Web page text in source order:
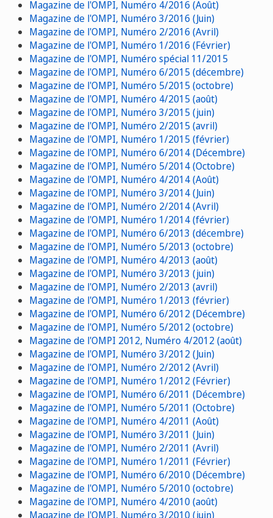
Magazine de l'OMPI, Numéro 4/2016 (Août)
Magazine de l'OMPI, Numéro 3/2016 (Juin)
Magazine de l'OMPI, Numéro 2/2016 (Avril)
Magazine de l'OMPI, Numéro 1/2016 (Février)
Magazine de l'OMPI, Numéro spécial 11/2015
Magazine de l'OMPI, Numéro 6/2015 (décembre)
Magazine de l'OMPI, Numéro 5/2015 (octobre)
Magazine de l'OMPI, Numéro 4/2015 (août)
Magazine de l'OMPI, Numéro 3/2015 (juin)
Magazine de l'OMPI, Numéro 2/2015 (avril)
Magazine de l'OMPI, Numéro 1/2015 (février)
Magazine de l'OMPI, Numéro 6/2014 (Décembre)
Magazine de l'OMPI, Numéro 5/2014 (Octobre)
Magazine de l'OMPI, Numéro 4/2014 (Août)
Magazine de l'OMPI, Numéro 3/2014 (Juin)
Magazine de l'OMPI, Numéro 2/2014 (Avril)
Magazine de l'OMPI, Numéro 1/2014 (février)
Magazine de l'OMPI, Numéro 6/2013 (décembre)
Magazine de l'OMPI, Numéro 5/2013 (octobre)
Magazine de l'OMPI, Numéro 4/2013 (août)
Magazine de l'OMPI, Numéro 3/2013 (juin)
Magazine de l'OMPI, Numéro 2/2013 (avril)
Magazine de l'OMPI, Numéro 1/2013 (février)
Magazine de l'OMPI, Numéro 6/2012 (Décembre)
Magazine de l'OMPI, Numéro 5/2012 (octobre)
Magazine de l'OMPI 2012, Numéro 4/2012 (août)
Magazine de l'OMPI, Numéro 3/2012 (Juin)
Magazine de l'OMPI, Numéro 2/2012 (Avril)
Magazine de l'OMPI, Numéro 1/2012 (Février)
Magazine de l'OMPI, Numéro 6/2011 (Décembre)
Magazine de l'OMPI, Numéro 5/2011 (Octobre)
Magazine de l'OMPI, Numéro 4/2011 (Août)
Magazine de l'OMPI, Numéro 3/2011 (Juin)
Magazine de l'OMPI, Numéro 2/2011 (Avril)
Magazine de l'OMPI, Numéro 1/2011 (Février)
Magazine de l'OMPI, Numéro 6/2010 (Décembre)
Magazine de l'OMPI, Numéro 5/2010 (octobre)
Magazine de l'OMPI, Numéro 4/2010 (août)
Magazine de l'OMPI, Numéro 3/2010 (juin)